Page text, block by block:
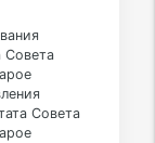
Совета
Совета